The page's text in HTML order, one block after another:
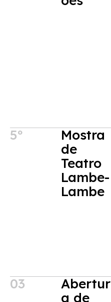
5º
Mostra
de
Teatro
Lambe-
Lambe
03
Abertur
a de